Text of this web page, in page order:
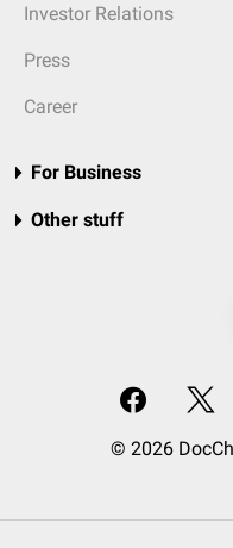
Investor Relations
Press
Career
For Business
Other stuff
© 2026